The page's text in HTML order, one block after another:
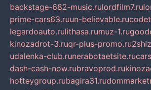
backstage-682-music.rulordfilm7.ru
prime-cars63.ruun-believable.ru
legardoauto.rulithasa.rumuz-1.ru
kinozadrot-3.ruqr-plus-promo.ru
udalenka-club.runerabotaetsite.ru
dash-cash-now.rubravoprod.ru
hotteygroup.rubagira31.ru